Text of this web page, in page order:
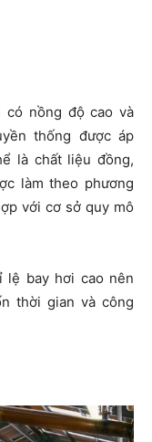
có nồng độ cao và
thống được áp
là chất liệu đồng,
làm theo phương
với cơ sở quy mô
lệ bay hơi cao nên
thời gian và công